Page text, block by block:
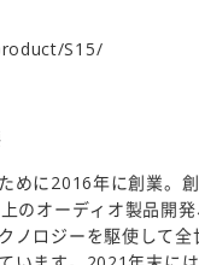
S15/
めに2016年に創業。
のオーディオ製品開
ノロジーを駆使して